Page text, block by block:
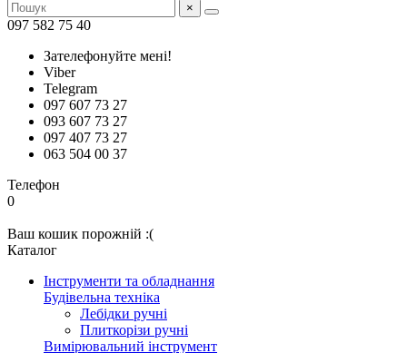
×
097 582 75 40
Зателефонуйте мені!
Viber
Telegram
097 607 73 27
093 607 73 27
097 407 73 27
063 504 00 37
Телефон
0
Ваш кошик порожній :(
Каталог
Інструменти та обладнання
Будівельна техніка
Лебідки ручні
Плиткорізи ручні
Вимірювальний інструмент